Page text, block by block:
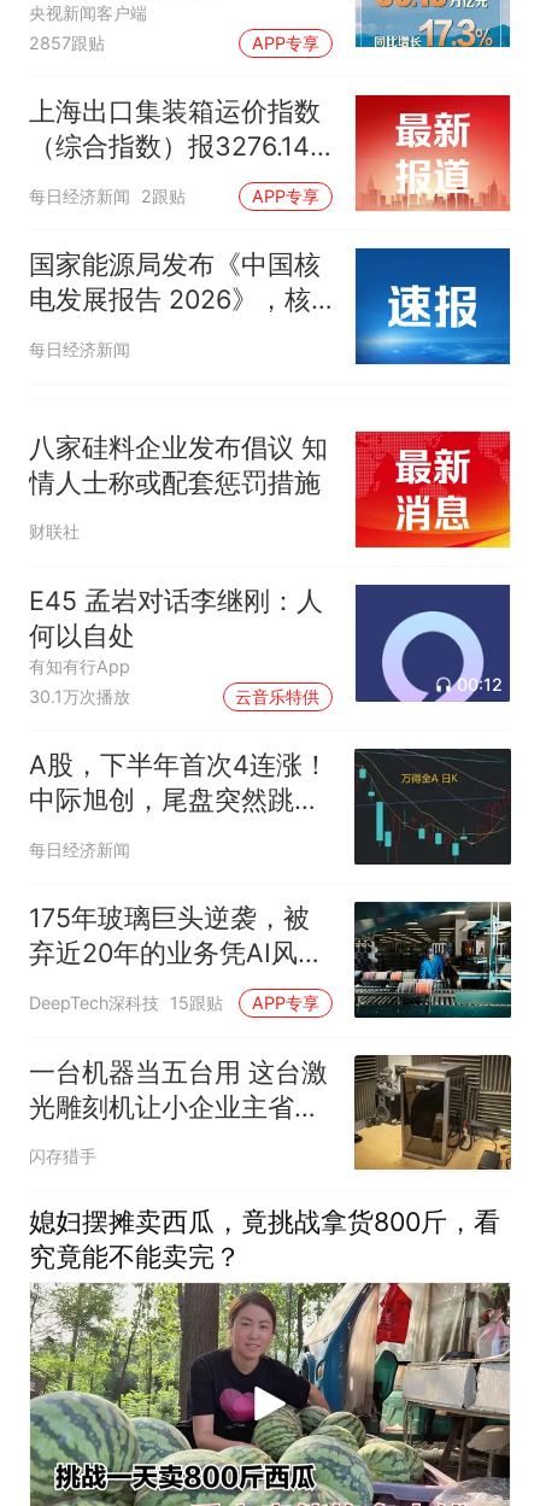
央视新闻客户端
2857跟贴
APP专享
上海出口集装箱运价指数
（综合指数）报3276.14
点，与上期相比涨70.17点
每日经济新闻 2跟贴 APP专享
国家能源局发布《中国核
电发展报告 2026》，核
电机组在建规模连续19年
每日经济新闻
八家硅料企业发布倡议 知
情人士称或配套惩罚措施
财联社
E45 孟岩对话李继刚：人
何以自处
有知有行App
30.1万次播放
云音乐特供
00:12
A股，下半年首次4连涨！
中际旭创，尾盘突然跳
水，发生了什么？
每日经济新闻
175年玻璃巨头逆袭，被
弃近20年的业务凭AI风口
起飞
DeepTech深科技 15跟贴 APP专享
一台机器当五台用 这台激
光雕刻机让小企业主省下
空间和成本
闪存猎手
媳妇摆摊卖西瓜，竟挑战拿货800斤，看
究竟能不能卖完？